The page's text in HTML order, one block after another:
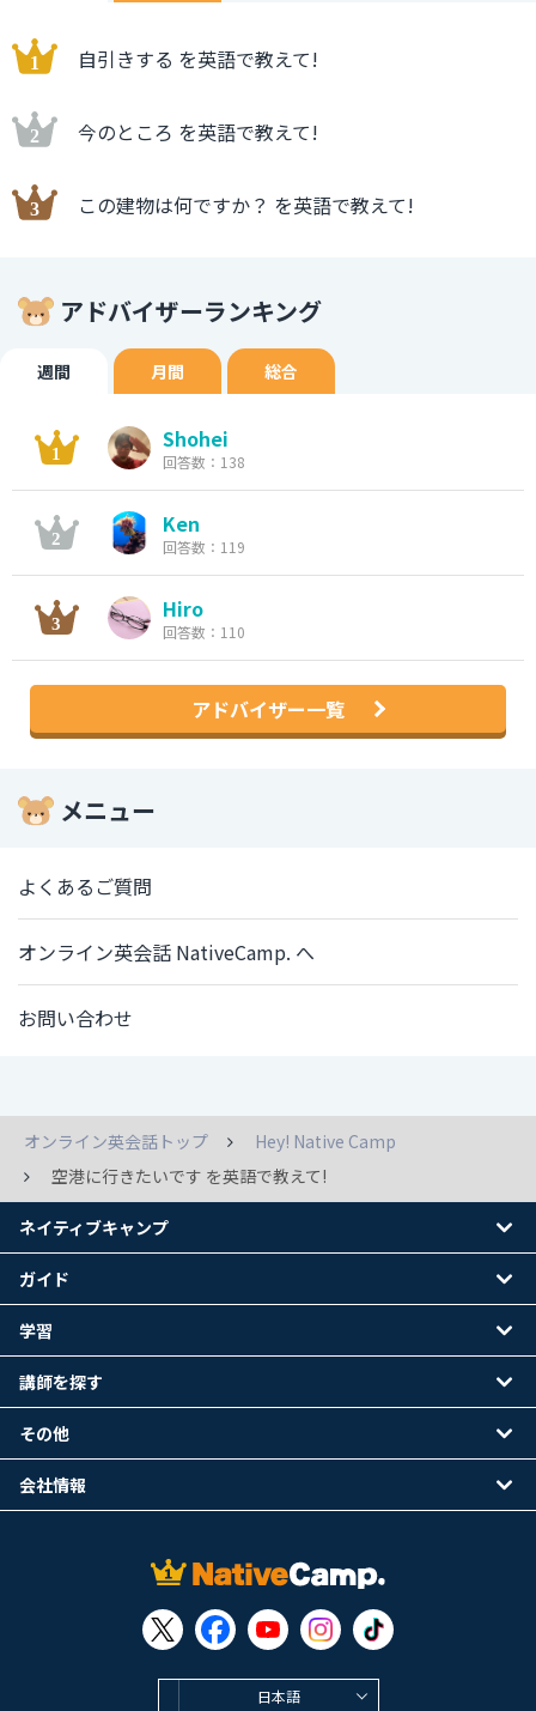
自引きする を英語で教えて!
今のところ を英語で教えて!
この建物は何ですか？ を英語で教えて!
アドバイザーランキング
週間 月間 総合
Shohei
回答数：138
Ken
回答数：119
Hiro
回答数：110
アドバイザー一覧
メニュー
よくあるご質問
オンライン英会話 NativeCamp. へ
お問い合わせ
オンライン英会話トップ
Hey! Native Camp
空港に行きたいです を英語で教えて!
日本語
ネイティブキャンプ
ガイド
学習
講師を探す
その他
会社情報